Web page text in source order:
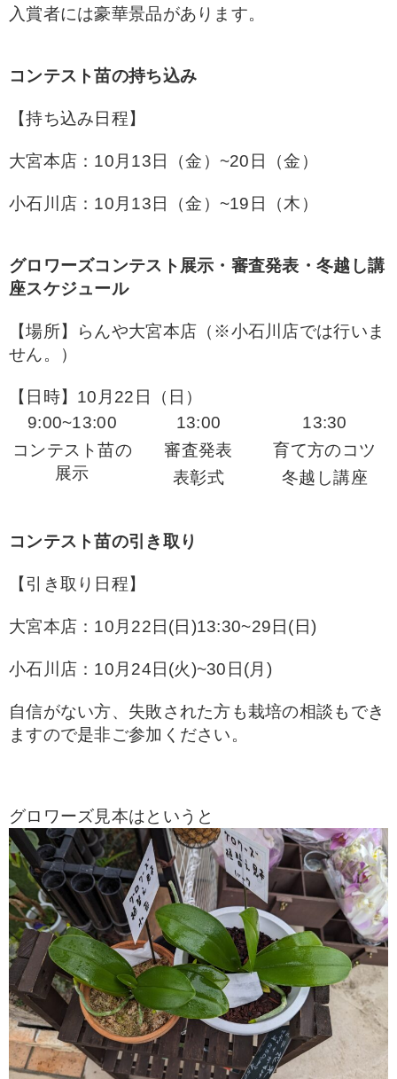
入賞者には豪華景品があります。
コンテスト苗の持ち込み
【持ち込み日程】
大宮本店：10月13日（金）~20日（金）
小石川店：10月13日（金）~19日（木）
グロワーズコンテスト展示・審査発表・冬越し講
座スケジュール
【場所】らんや大宮本店（※小石川店では行いま
せん。）
【日時】10月22日（日）
9:00~13:00
13:00
13:30
コンテスト苗の
展示
審査発表
表彰式
育て方のコツ
冬越し講座
コンテスト苗の引き取り
【引き取り日程】
大宮本店：10月22日(日)13:30~29日(日)
小石川店：10月24日(火)~30日(月)
自信がない方、失敗された方も栽培の相談もでき
ますので是非ご参加ください。
グロワーズ見本はというと